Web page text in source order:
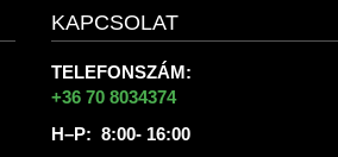
KAPCSOLAT
TELEFONSZÁM:
+36 70 8034374
H–P: 8:00- 16:00